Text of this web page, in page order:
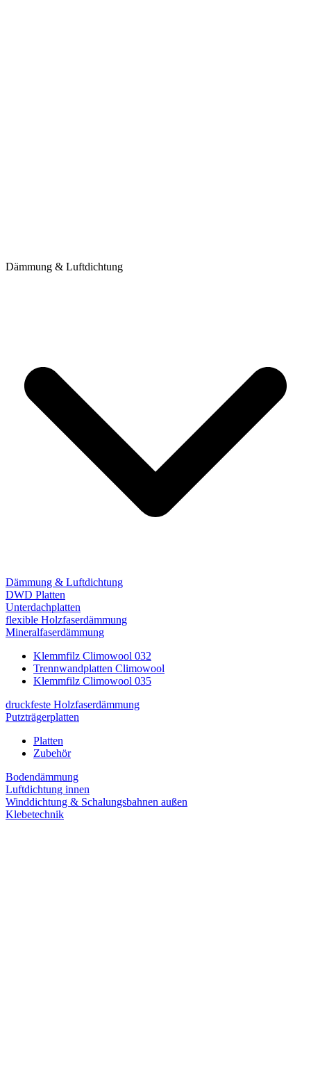
Dämmung & Luftdichtung
Dämmung & Luftdichtung
DWD Platten
Unterdachplatten
flexible Holzfaserdämmung
Mineralfaserdämmung
Klemmfilz Climowool 032
Trennwandplatten Climowool
Klemmfilz Climowool 035
druckfeste Holzfaserdämmung
Putzträgerplatten
Platten
Zubehör
Bodendämmung
Luftdichtung innen
Winddichtung & Schalungsbahnen außen
Klebetechnik